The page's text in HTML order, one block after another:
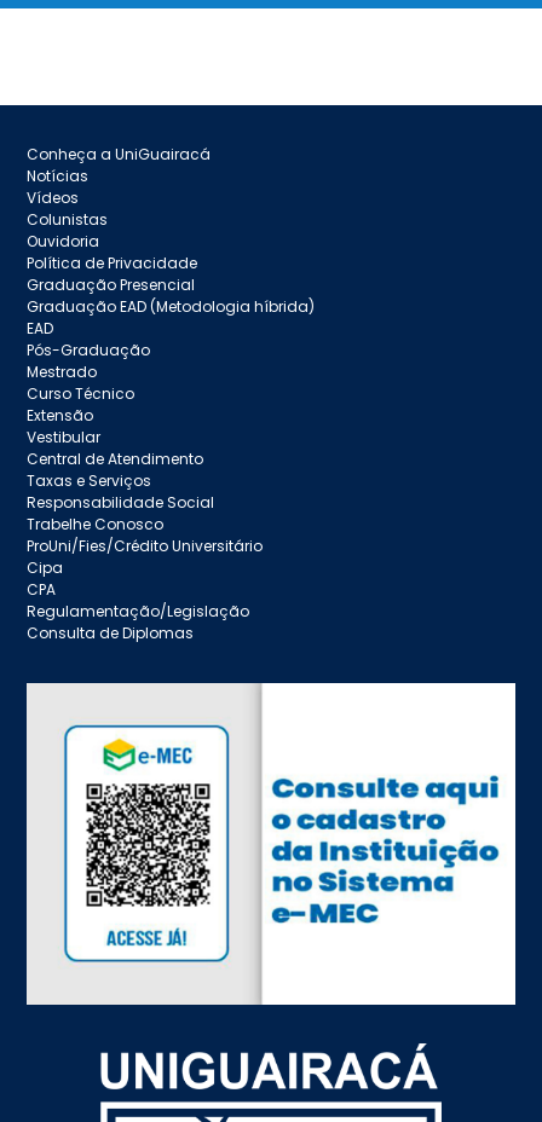
Conheça a UniGuairacá
Notícias
Vídeos
Colunistas
Ouvidoria
Política de Privacidade
Graduação Presencial
Graduação EAD (Metodologia híbrida)
EAD
Pós-Graduação
Mestrado
Curso Técnico
Extensão
Vestibular
Central de Atendimento
Taxas e Serviços
Responsabilidade Social
Trabelhe Conosco
ProUni/Fies/Crédito Universitário
Cipa
CPA
Regulamentação/Legislação
Consulta de Diplomas